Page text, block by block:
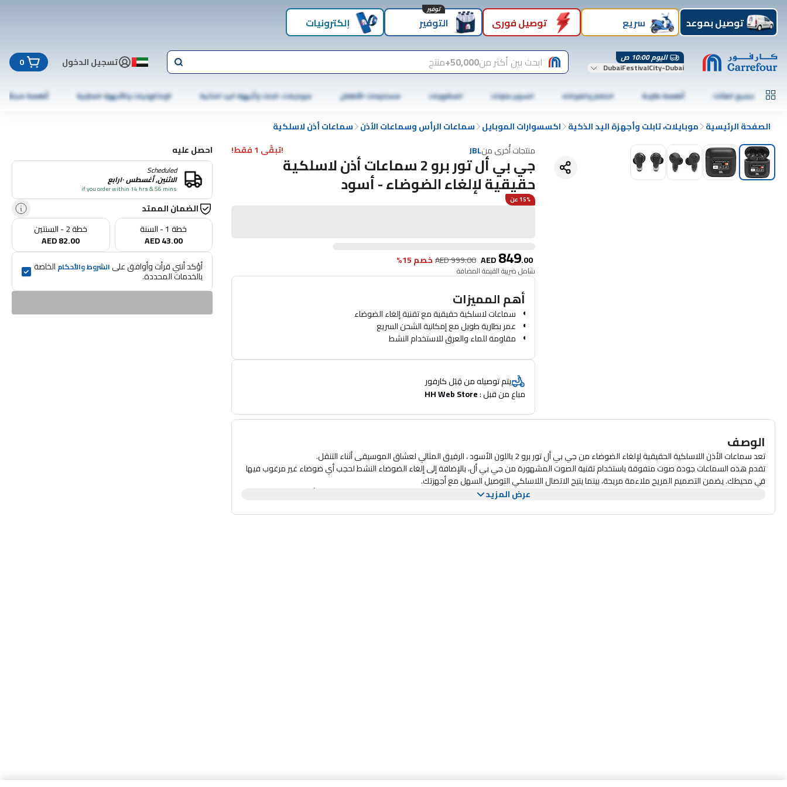
توصيل بموعد سريع توصيل فوري التوفير
توفير
إلكترونيات
اليوم 10:00 ص
DubaiFestivalCity-Dubai ابحث بين أكثر من50,000+ منتج تسجيل الدخول 0
جميع الفئات أطعمة طازجة الخضار والفواكه السوبر ماركت المشروبات مستلزمات الأطفال موبايلات، تابلت وأجهزة اليد الذكية الإلكترونيات والأجهزة المنزلية أطعمة مجمّدة
الصفحة الرئيسية موبايلات، تابلت وأجهزة اليد الذكية اكسسوارات الموبايل سماعات الرأس وسماعات الأذن سماعات أذن لاسلكية
منتجات أُخرى منJBL !تبقّى 1 فقط!
جي بي أل تور برو 2 سماعات أذن لاسلكية
حقيقية لإلغاء الضوضاء - أسود
15% عن
AED849.00
AED999.00 خصم 15%
شامل ضريبة القيمة المضافة
أهم المميزات
سماعات لاسلكية حقيقية مع تقنية إلغاء الضوضاء
عمر بطارية طويل مع إمكانية الشحن السريع
مقاومة للماء والعرق للاستخدام النشط
يتم توصيله من قِبَل كارفور
مباع من قبل : HH Web Store
احصل عليه
Scheduled
الاثنين, أغسطس ١٠رابع
if you order within 14 hrs & 56 mins
الضمان الممتد
خطة 1 - السنة
AED 43.00
خطة 2 - السنتين
AED 82.00
أؤكد أنني قرأت وأوافق على الشروط والأحكام الخاصة
بالخدمات المحددة.
الوصف
تعد سماعات الأذن اللاسلكية الحقيقية لإلغاء الضوضاء من جي بي أل تور برو 2 باللون الأسود ، الرفيق المثالي لعشاق الموسيقى أثناء التنقل.
تقدم هذه السماعات جودة صوت متفوقة باستخدام تقنية الصوت المشهورة من جي بي أل، بالإضافة إلى إلغاء الضوضاء النشط لحجب أي ضوضاء غير مرغوب فيها
في محيطك. يضمن التصميم المريح ملاءمة مريحة، بينما يتيح الاتصال اللاسلكي التوصيل السهل مع أجهزتك.
تجمع هذه السماعات بين الأناقة والعملية ، و ذلك بفضل عمر بطارية طويل و الصتميم الأسود الأنيق. سواء كنت في الطريق ، تمارس الرياضة أو مجرد الاسترخاء في
عرض المزيد